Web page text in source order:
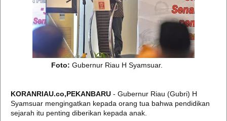
Foto: Gubernur Riau H Syamsuar.
KORANRIAU.co,PEKANBARU - Gubernur Riau (Gubri) H
Syamsuar mengingatkan kepada orang tua bahwa pendidikan
sejarah itu penting diberikan kepada anak.